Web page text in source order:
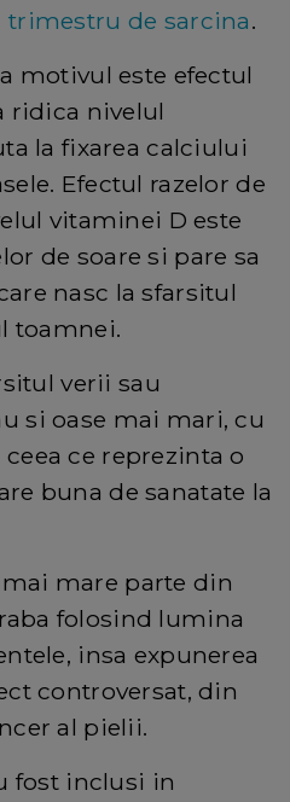
de sarcina.
motivul este efectul
ridica nivelul
la fixarea calciului
Efectul razelor de
vitaminei D este
de soare si pare sa
nasc la sfarsitul
toamnei.
verii sau
si oase mai mari, cu
ce reprezinta o
buna de sanatate la
mare parte din
folosind lumina
insa expunerea
controversat, din
al pielii.
fost inclusi in